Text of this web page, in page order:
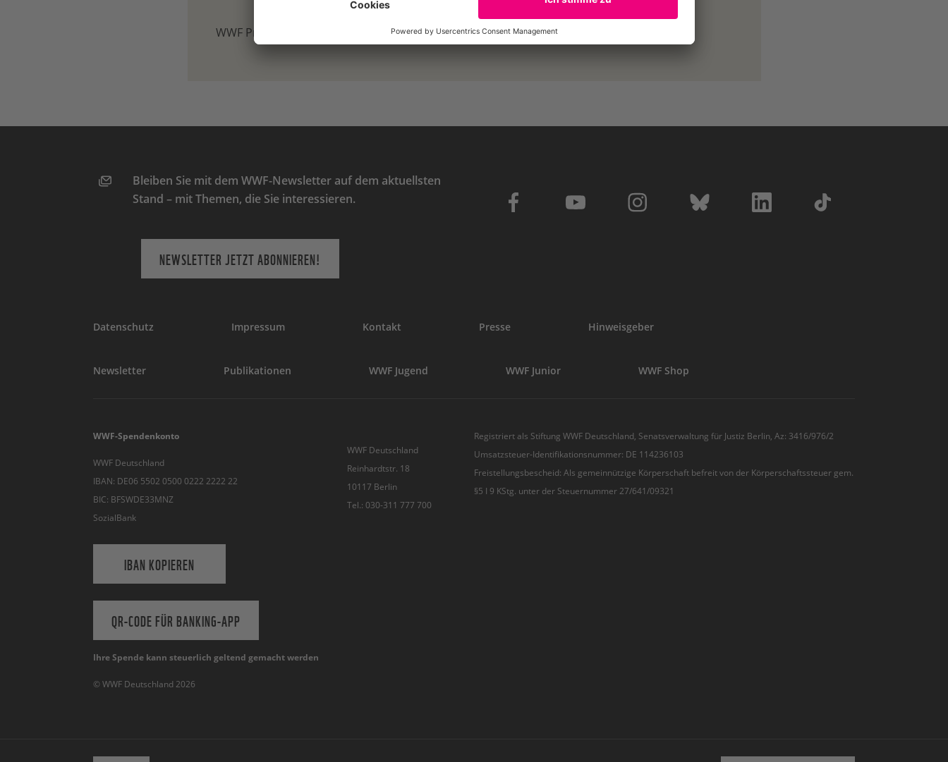
WWF Presse-Team E-Mail
Bleiben Sie mit dem WWF-Newsletter auf dem aktuellsten
Stand – mit Themen, die Sie interessieren.
NEWSLETTER JETZT ABONNIEREN!
Datenschutz Impressum Kontakt Presse Hinweisgeber
Newsletter Publikationen WWF Jugend WWF Junior WWF Shop
WWF-Spendenkonto
WWF Deutschland
IBAN: DE06 5502 0500 0222 2222 22
BIC: BFSWDE33MNZ
SozialBank
IBAN KOPIEREN
QR-CODE FÜR BANKING-APP
WWF Deutschland
Reinhardtstr. 18
10117 Berlin
Tel.: 030-311 777 700
Ihre Spende kann steuerlich geltend gemacht werden
Registriert als Stiftung WWF Deutschland, Senatsverwaltung für Justiz Berlin, Az: 3416/976/2
Umsatzsteuer-Identifikationsnummer: DE 114236103
Freistellungsbescheid: Als gemeinnützige Körperschaft befreit von der Körperschaftssteuer gem.
§5 I 9 KStg. unter der Steuernummer 27/641/09321
© WWF Deutschland 2026